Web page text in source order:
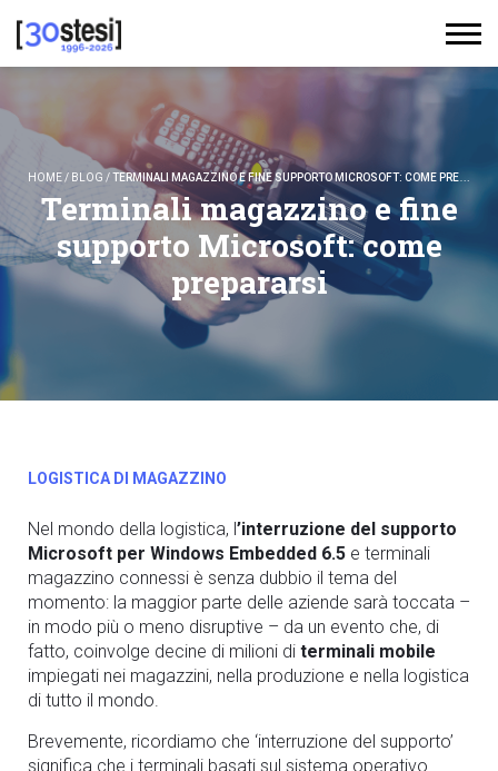
HOME/ BLOG /TERMINALI MAGAZZINO E FINE SUPPORTO MICROSOFT: COME PREPARARSI
Terminali magazzino e fine
supporto Microsoft: come
prepararsi
LOGISTICA DI MAGAZZINO
Nel mondo della logistica, l’interruzione del supporto
Microsoft per Windows Embedded 6.5 e terminali
magazzino connessi è senza dubbio il tema del
momento: la maggior parte delle aziende sarà toccata –
in modo più o meno disruptive – da un evento che, di
fatto, coinvolge decine di milioni di terminali mobile
impiegati nei magazzini, nella produzione e nella logistica
di tutto il mondo.
Brevemente, ricordiamo che ‘interruzione del supporto’
significa che i terminali basati sul sistema operativo